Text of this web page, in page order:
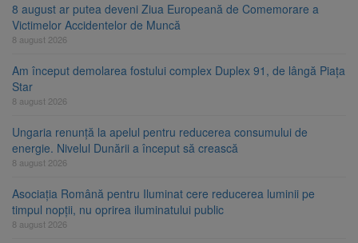
8 august ar putea deveni Ziua Europeană de Comemorare a
Victimelor Accidentelor de Muncă
8 august 2026
Am început demolarea fostului complex Duplex 91, de lângă Piața
Star
8 august 2026
Ungaria renunță la apelul pentru reducerea consumului de
energie. Nivelul Dunării a început să crească
8 august 2026
Asociația Română pentru Iluminat cere reducerea luminii pe
timpul nopții, nu oprirea iluminatului public
8 august 2026